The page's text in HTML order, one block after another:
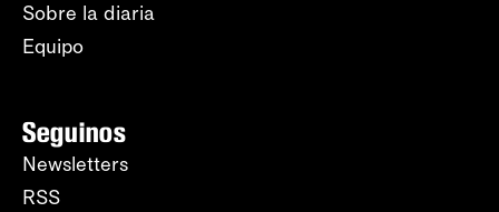
Sobre la diaria
Equipo
Seguinos
Newsletters
RSS